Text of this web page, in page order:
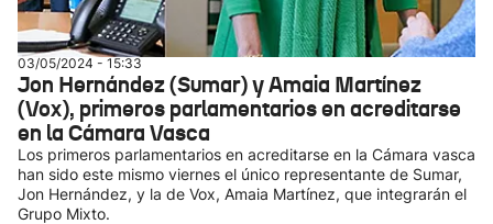
03/05/2024 - 15:33
Jon Hernández (Sumar) y Amaia Martínez
(Vox), primeros parlamentarios en acreditarse
en la Cámara Vasca
Los primeros parlamentarios en acreditarse en la Cámara vasca
han sido este mismo viernes el único representante de Sumar,
Jon Hernández, y la de Vox, Amaia Martínez, que integrarán el
Grupo Mixto.